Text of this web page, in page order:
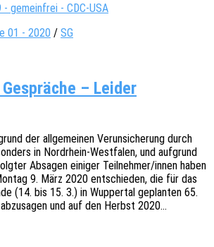
- gemeinfrei - CDC-USA
01 - 2020 / SG
– Leider
der allge­mei­nen Verun­si­che­rung durch
in Nord­rhein-West­fa­len, und aufgrund
Absa­gen eini­ger Teilnehmer/innen haben
9. März 2020 entschie­den, die für das
(14. bis 15. 3.) in Wupper­tal geplan­ten 65.
und auf den Herbst 2020…